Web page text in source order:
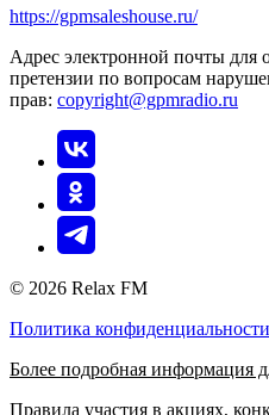
https://gpmsaleshouse.ru/
Адрес электронной почты для
претензии по вопросам
прав: copyright@gpmradio.ru
© 2026 Relax FM
Политика конфиденциальности
Более подробная информация
Правила участия в акциях,